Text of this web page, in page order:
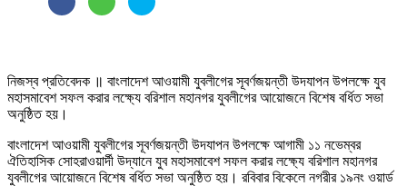
নিজস্ব প্রতিবেদক ॥ বাংলাদেশ আওয়ামী যুবলীগের সূবর্ণজয়ন্তী উদযাপন উপলক্ষে যুব
মহাসমাবেশ সফল করার লক্ষ্যে বরিশাল মহানগর যুবলীগের আয়োজনে বিশেষ বর্ধিত সভা
অনুষ্ঠিত হয়।
বাংলাদেশ আওয়ামী যুবলীগের সূবর্ণজয়ন্তী উদযাপন উপলক্ষে আগামী ১১ নভেম্বর
ঐতিহাসিক সোহরাওয়ার্দী উদ্যানে যুব মহাসমাবেশ সফল করার লক্ষ্যে বরিশাল মহানগর
যুবলীগের আয়োজনে বিশেষ বর্ধিত সভা অনুষ্ঠিত হয়। রবিবার বিকেলে নগরীর ১৯নং ওয়ার্ড